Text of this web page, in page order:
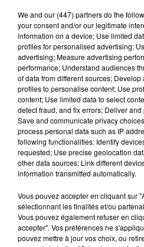
Emmanuel Bouisset
100% Chez vous dans le
23 septembre 2024 - 2 min 29
PODCAST DE
AVEC LA FÊTE DU CHOU
Le samedi 28 septembre
départ d'une randonnée
11km, à partir de 14h
à la Maison de Payrac, à 16h
animation photos le pic du
incontournable du système
l'église de Nages et
compositions florales
We and our (447) partnersdo the
your consent and/or our legitimate
information on a device; Use limited
profiles for personalised advertising;
advertising; Measure advertising
performance; Understand audiences
of data from different sources;
profiles to personalise content; Use
content; Use limited data to select
detect fraud, and fix errors; Deliver
Save and communicate privacy
process personal data such as IP
following functionalities: Identify
requested; Use precise geolocation
other data sources; Link different
information transmitted automatically.
Vous pouvez accepter en cliquant sur
sélectionnant les finalités et/ou
Vous pouvez également refuser en
accepter". Vos préférences ne
pouvez mettre à jour vos choix, ou